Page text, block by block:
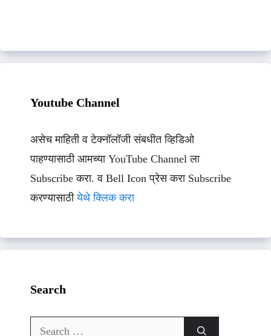
Youtube Channel
असेच माहिती व टेक्नॉलॉजी संबधीत व्हिडिओ
पाहण्यासाठी आमच्या YouTube Channel ला
Subscribe करा. व Bell Icon प्रेस करा Subscribe
करण्यासाठीयेथे क्लिक करा
Search
Search